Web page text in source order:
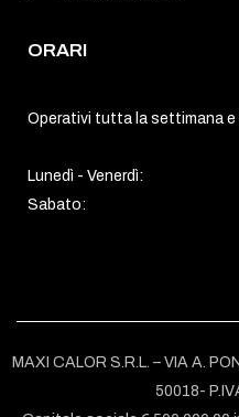
ORARI
Operativi tutta la settimana
Lunedì - Venerdì:
Sabato:
MAXI CALOR S.R.L. – VIA A.
50018-